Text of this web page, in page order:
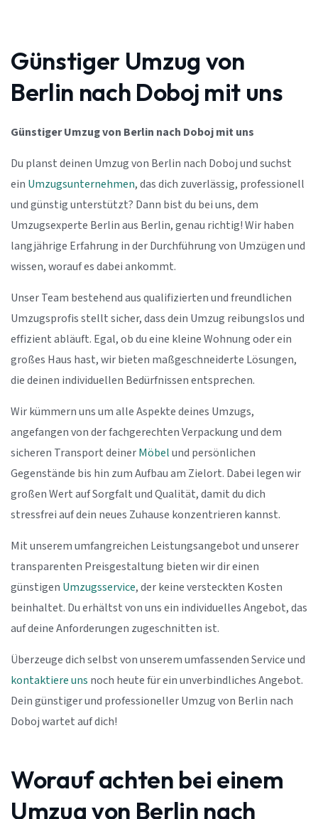
Günstiger Umzug von
Berlin nach Doboj mit uns
Günstiger Umzug von Berlin nach Doboj mit uns
Du planst deinen Umzug von Berlin nach Doboj und suchst
ein Umzugsunternehmen, das dich zuverlässig, professionell
und günstig unterstützt? Dann bist du bei uns, dem
Umzugsexperte Berlin aus Berlin, genau richtig! Wir haben
langjährige Erfahrung in der Durchführung von Umzügen und
wissen, worauf es dabei ankommt.
Unser Team bestehend aus qualifizierten und freundlichen
Umzugsprofis stellt sicher, dass dein Umzug reibungslos und
effizient abläuft. Egal, ob du eine kleine Wohnung oder ein
großes Haus hast, wir bieten maßgeschneiderte Lösungen,
die deinen individuellen Bedürfnissen entsprechen.
Wir kümmern uns um alle Aspekte deines Umzugs,
angefangen von der fachgerechten Verpackung und dem
sicheren Transport deinerMöbelund persönlichen
Gegenstände bis hin zum Aufbau am Zielort. Dabei legen wir
großen Wert auf Sorgfalt und Qualität, damit du dich
stressfrei auf dein neues Zuhause konzentrieren kannst.
Mit unserem umfangreichen Leistungsangebot und unserer
transparenten Preisgestaltung bieten wir dir einen
günstigen Umzugsservice, der keine versteckten Kosten
beinhaltet. Du erhältst von uns ein individuelles Angebot, das
auf deine Anforderungen zugeschnitten ist.
Überzeuge dich selbst von unserem umfassenden Service und
kontaktiere uns noch heute für ein unverbindliches Angebot.
Dein günstiger und professioneller Umzug von Berlin nach
Doboj wartet auf dich!
Worauf achten bei einem
Umzug von Berlin nach